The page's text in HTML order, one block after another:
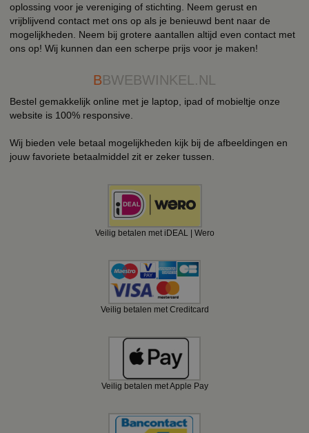
oplossing voor je vereniging of stichting. Neem gerust en
vrijblijvend contact met ons op als je benieuwd bent naar de
mogelijkheden. Neem bij grotere aantallen altijd even contact met
ons op! Wij kunnen dan een scherpe prijs voor je maken!
BBWEBWINKEL.NL
Bestel gemakkelijk online met je laptop, ipad of mobieltje onze
website is 100% responsive.
Wij bieden vele betaal mogelijkheden kijk bij de afbeeldingen en
jouw favoriete betaalmiddel zit er zeker tussen.
Veilig betalen met iDEAL | Wero
Veilig betalen met Creditcard
Veilig betalen met Apple Pay